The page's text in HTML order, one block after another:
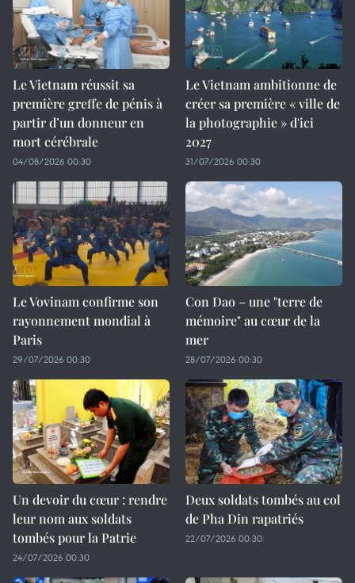
Le Vietnam réussit sa
première greffe de pénis à
partir d’un donneur en
mort cérébrale
04/08/2026 00:30
Le Vietnam ambitionne de
créer sa première « ville de
la photographie » d'ici
2027
31/07/2026 00:30
Le Vovinam confirme son
rayonnement mondial à
Paris
29/07/2026 00:30
Con Dao – une "terre de
mémoire" au cœur de la
mer
28/07/2026 00:30
Un devoir du cœur : rendre
leur nom aux soldats
tombés pour la Patrie
24/07/2026 00:30
Deux soldats tombés au col
de Pha Din rapatriés
22/07/2026 00:30